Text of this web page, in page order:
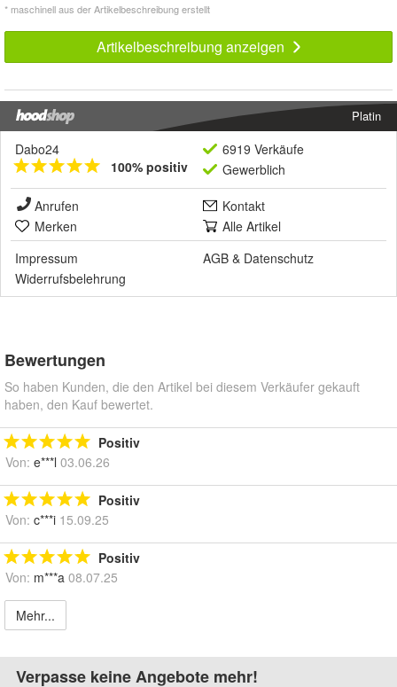
* maschinell aus der Artikelbeschreibung erstellt
Artikelbeschreibung anzeigen
Platin
Dabo24
100% positiv
6919 Verkäufe
Gewerblich
Anrufen
Kontakt
Merken
Alle Artikel
Impressum
AGB & Datenschutz
Widerrufsbelehrung
Bewertungen
So haben Kunden, die den Artikel bei diesem Verkäufer gekauft
haben, den Kauf bewertet.
Positiv
Von: e***l 03.06.26
Positiv
Von: c***i 15.09.25
Positiv
Von: m***a 08.07.25
Mehr...
Verpasse keine Angebote mehr!